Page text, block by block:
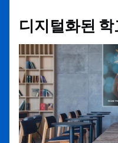
디지털화된